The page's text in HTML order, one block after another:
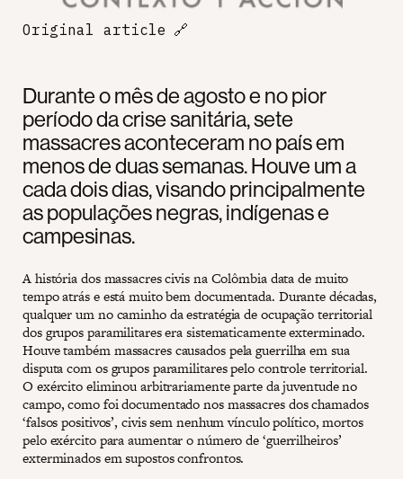
Durante o mês de agosto e no pior
período da crise sanitária, sete
massacres aconteceram no país em
menos de duas semanas. Houve um a
cada dois dias, visando principalmente
as populações negras, indígenas e
campesinas.
A história dos massacres civis na Colômbia data de muito
tempo atrás e está muito bem documentada. Durante décadas,
qualquer um no caminho da estratégia de ocupação territorial
dos grupos paramilitares era sistematicamente exterminado.
Houve também massacres causados pela guerrilha em sua
disputa com os grupos paramilitares pelo controle territorial.
O exército eliminou arbitrariamente parte da juventude no
campo, como foi documentado nos massacres dos chamados
‘falsos positivos’, civis sem nenhum vínculo político, mortos
pelo exército para aumentar o número de ‘guerrilheiros’
exterminados em supostos confrontos.
Original article 🔗